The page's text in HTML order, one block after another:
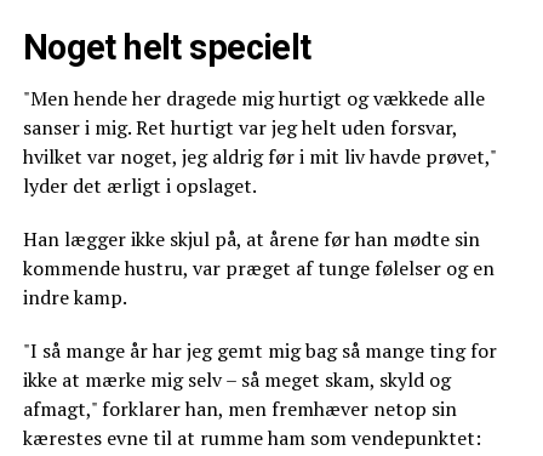
Noget helt specielt
"Men hende her dragede mig hurtigt og vækkede alle
sanser i mig. Ret hurtigt var jeg helt uden forsvar,
hvilket var noget, jeg aldrig før i mit liv havde prøvet,"
lyder det ærligt i opslaget.
Han lægger ikke skjul på, at årene før han mødte sin
kommende hustru, var præget af tunge følelser og en
indre kamp.
"I så mange år har jeg gemt mig bag så mange ting for
ikke at mærke mig selv – så meget skam, skyld og
afmagt," forklarer han, men fremhæver netop sin
kærestes evne til at rumme ham som vendepunktet: